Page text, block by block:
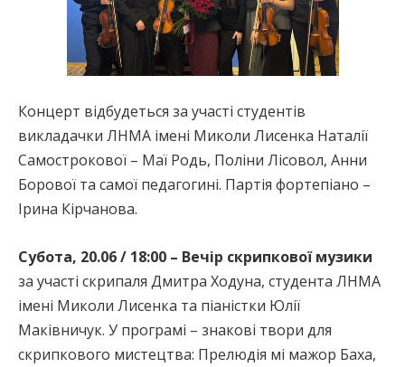
Концерт відбудеться за участі студентів
викладачки ЛНМА імені Миколи Лисенка Наталії
Самострокової – Маї Родь, Поліни Лісовол, Анни
Борової та самої педагогині. Партія фортепіано –
Ірина Кірчанова.
Субота, 20.06 / 18:00 – Вечір скрипкової музики
за участі скрипаля Дмитра Ходуна, студента ЛНМА
імені Миколи Лисенка та піаністки Юлії
Маківничук. У програмі – знакові твори для
скрипкового мистецтва: Прелюдія мі мажор Баха,